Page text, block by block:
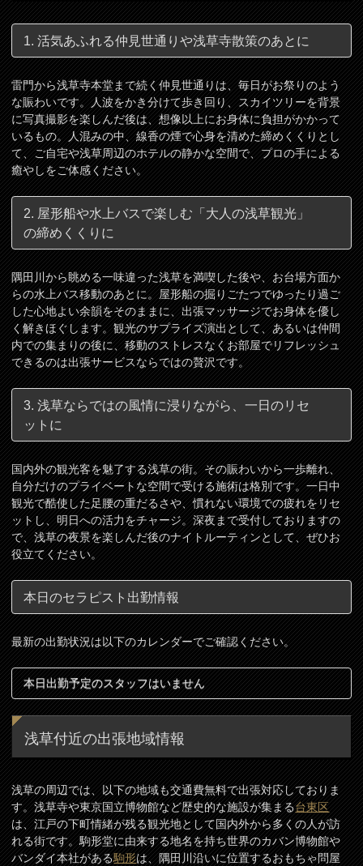
1. 活気あふれる仲見世通りや浅草寺散策のあとに
雷門から浅草寺本堂まで続く仲見世通りは、毎日がお祭りのよう
な賑わいです。人波をかき分けて歩き回り、スカイツリーを背景
に写真撮影を楽しんだ後は、想像以上にお身体に負担がかかって
いるもの。人混みの中、線香の煙で心身を清めた締めくくりとし
て、ご自宅や浅草周辺のホテルの静かな空間で、プロの手による
癒やしをご体感ください。
2. 屋形船や水上バスで楽しむ「大人の浅草観光」
の締めくくりに
隅田川から眺める一味違った浅草を満喫した後や、お台場方面か
らの水上バス移動のあとに。屋形船の掘りごたつでゆったり過ご
した心地よい余韻をそのままに、出張マッサージでお身体を優し
く解きほぐします。観光のサプライズ演出として、あるいは仲間
内での集まりの後に、移動のストレスなくお部屋でリフレッシュ
できるのは出張サービスならではの贅沢です。
3. 浅草ならではの風情に浸りながら、一日のリセ
ットに
国内外の観光客を魅了する浅草の街。その賑わいから一歩離れ、
自分だけのプライベートな空間で受ける施術は格別です。一日中
観光で酷使した足腰の重だるさや、慣れない環境での疲れをリセ
ットし、明日への活力をチャージ。深夜まで受付しておりますの
で、浅草の夜景を楽しんだ後のナイトルーティンとして、ぜひお
役立てください。
本日のセラピスト出勤情報
最新の出勤状況は以下のカレンダーでご確認ください。
本日出勤予定のスタッフはいません
浅草付近の出張地域情報
浅草の周辺では、以下の地域も交通費無料で出張対応しておりま
す。浅草寺や東京国立博物館など歴史的な施設が集まる台東区
は、江戸の下町情緒が残る観光地として国内外から多くの人が訪
れる街です。駒形堂に由来する地名を持ち世界のカバン博物館や
バンダイ本社がある駒形は、隅田川沿いに位置するおもちゃ問屋